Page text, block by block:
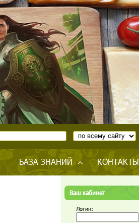
БАЗА ЗНАНИЙ КОНТАКТЫ
Ваш кабинет
Логин: